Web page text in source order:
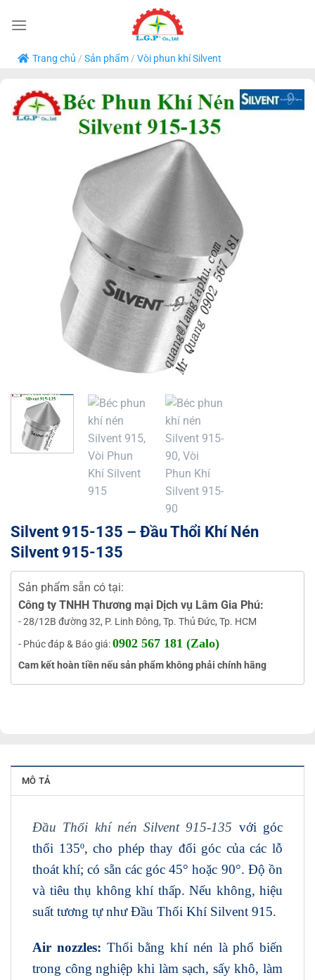
qua
dung
Trang chủ / Sản phẩm/ Vòi phun khí Silvent
Silvent 915-135 – Đầu Thổi Khí Nén
Silvent 915-135
Sản phẩm sẵn có tại:
Công ty TNHH Thương mại Dịch vụ Lâm Gia Phú:
- 28/12B đường 32, P. Linh Đông, Tp. Thủ Đức, Tp. HCM
- Phúc đáp & Báo giá:0902 567 181 (Zalo)
Cam kết hoàn tiền nếu sản phẩm không phải chính hãng
MÔ TẢ
Đầu Thổi khí nén Silvent 915-135 với góc
thổi 135º, cho phép thay đổi góc của các lỗ
thoát khí; có sẵn các góc 45° hoặc 90°. Độ ồn
và tiêu thụ không khí thấp. Nếu không, hiệu
suất tương tự như Đầu Thổi Khí Silvent 915.
Air nozzles: Thổi bằng khí nén là phổ biến
trong công nghiệp khi làm sạch, sấy khô, làm